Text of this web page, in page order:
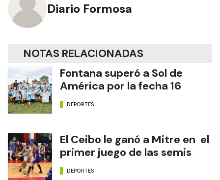
Diario Formosa
NOTAS RELACIONADAS
Fontana superó a Sol de
América por la fecha 16
DEPORTES
El Ceibo le ganó a Mitre en el
primer juego de las semis
DEPORTES